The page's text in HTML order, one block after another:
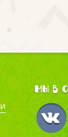
Мы в